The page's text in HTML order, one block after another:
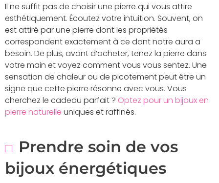
Il ne suffit pas de choisir une pierre qui vous attire
esthétiquement. Écoutez votre intuition. Souvent, on
est attiré par une pierre dont les propriétés
correspondent exactement à ce dont notre aura a
besoin. De plus, avant d’acheter, tenez la pierre dans
votre main et voyez comment vous vous sentez. Une
sensation de chaleur ou de picotement peut être un
signe que cette pierre résonne avec vous. Vous
cherchez le cadeau parfait ? Optez pour un bijoux en
pierre naturelle uniques et raffinés.
Prendre soin de vos
bijoux énergétiques